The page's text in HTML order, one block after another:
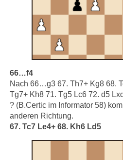
66…f4
Nach 66…g3 67. Th7+ Kg8 68.
Tg7+ Kh8 71. Tg5 Lc6 72. d5
? (B.Certic im Informator 58)
anderen Richtung.
67. Tc7 Le4+ 68. Kh6 Ld5